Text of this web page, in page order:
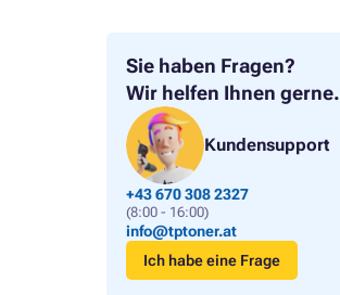
Sie haben Fragen?
Wir helfen Ihnen gerne.
Kundensupport
+43 670 308 2327
(8:00 - 16:00)
info@tptoner.at
Ich habe eine Frage